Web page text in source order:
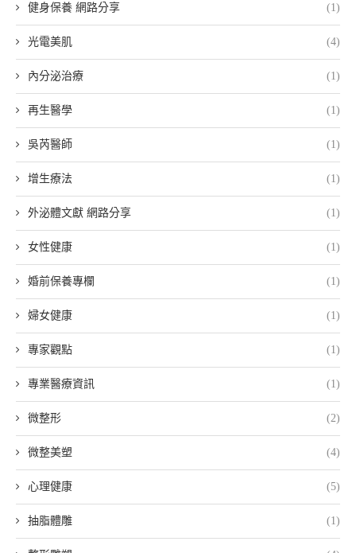
健身保養 網路分享 (1)
光電美肌 (4)
內分泌治療 (1)
再生醫學 (1)
吳芮醫師 (1)
增生療法 (1)
外泌體文獻 網路分享 (1)
女性健康 (1)
婚前保養專欄 (1)
婦女健康 (1)
專家觀點 (1)
專業醫療資訊 (1)
微整形 (2)
微整美塑 (4)
心理健康 (5)
抽脂體雕 (1)